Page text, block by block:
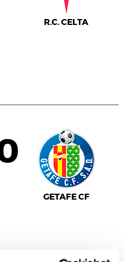
R.C. CELTA
GETAFE CF